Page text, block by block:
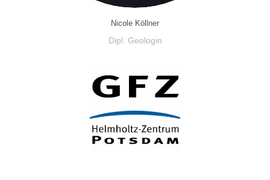
Nicole Köllner
Dipl. Geologin